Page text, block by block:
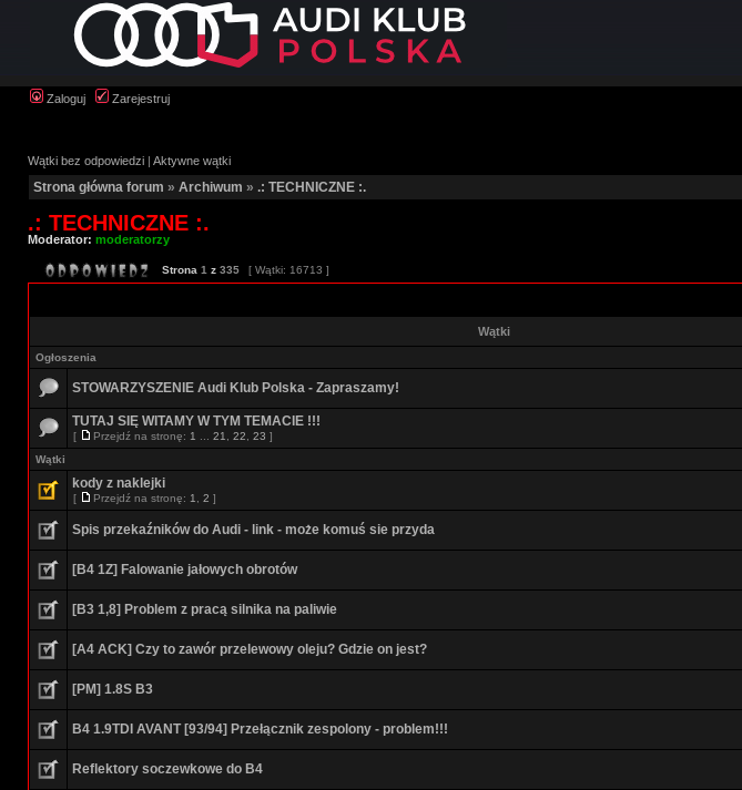
Zaloguj Zarejestruj
Wątki bez odpowiedzi | Aktywne wątki
Strona główna forum » Archiwum » .: TECHNICZNE :.
.: TECHNICZNE :.
Moderator: moderatorzy
Strona 1 z 335 [ Wątki: 16713 ]
Wątki
Ogłoszenia
STOWARZYSZENIE Audi Klub Polska - Zapraszamy!
TUTAJ SIĘ WITAMY W TYM TEMACIE !!!
[ Przejdź na stronę: 1 21 22 23 ]
Wątki
kody z naklejki
[ Przejdź na stronę: 1 2 ]
Spis przekaźników do Audi - link - może komuś sie przyda
[B4 1Z] Falowanie jałowych obrotów
[B3 1,8] Problem z pracą silnika na paliwie
[A4 ACK] Czy to zawór przelewowy oleju? Gdzie on jest?
[PM] 1.8S B3
B4 1.9TDI AVANT [93/94] Przełącznik zespolony - problem!!!
Reflektory soczewkowe do B4